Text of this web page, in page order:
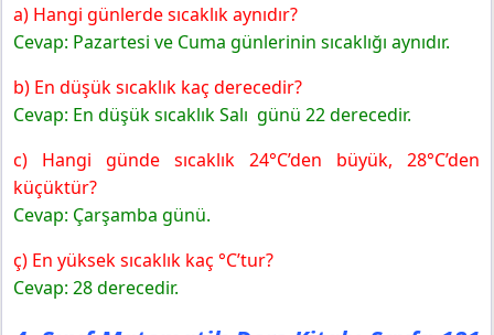
a) Hangi günlerde sıcaklık aynıdır?
Cevap: Pazartesi ve Cuma günlerinin sıcaklığı aynıdır.
b) En düşük sıcaklık kaç derecedir?
Cevap: En düşük sıcaklık Salı günü 22 derecedir.
c) Hangi günde sıcaklık 24°C’den büyük, 28°C’den
küçüktür?
Cevap: Çarşamba günü.
ç) En yüksek sıcaklık kaç °C’tur?
Cevap: 28 derecedir.